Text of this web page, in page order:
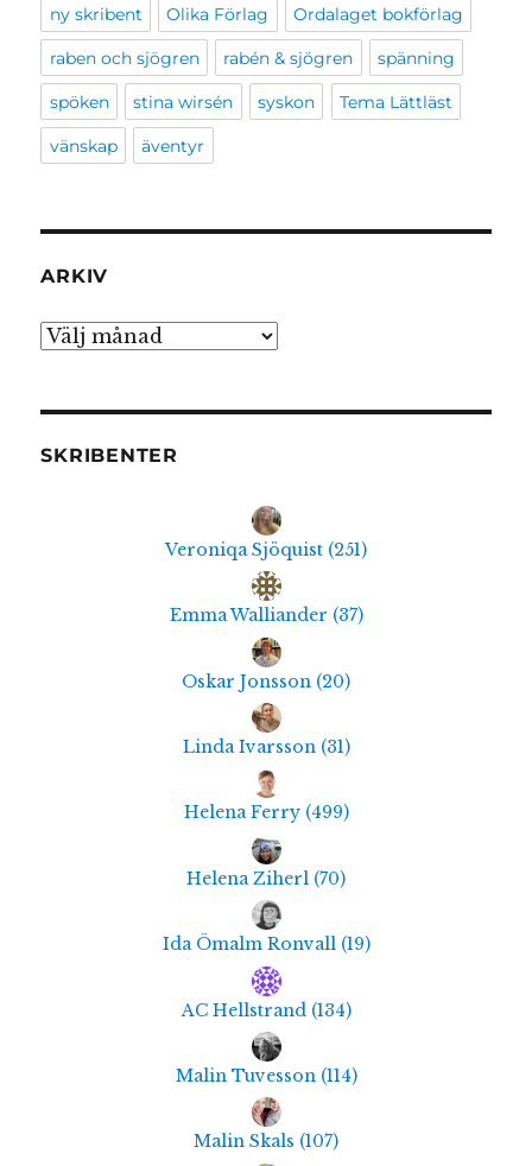
ny skribent Olika Förlag Ordalaget bokförlag
raben och sjögren rabén & sjögren spänning
spöken stina wirsén syskon Tema Lättläst
vänskap äventyr
ARKIV
Arkiv
SKRIBENTER
Veroniqa Sjöquist (251)
Emma Walliander (37)
Oskar Jonsson (20)
Linda Ivarsson (31)
Helena Ferry (499)
Helena Ziherl (70)
Ida Ömalm Ronvall (19)
AC Hellstrand (134)
Malin Tuvesson (114)
Malin Skals (107)